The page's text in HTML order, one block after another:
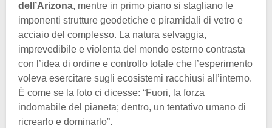
dell’Arizona, mentre in primo piano si stagliano le
imponenti strutture geodetiche e piramidali di vetro e
acciaio del complesso. La natura selvaggia,
imprevedibile e violenta del mondo esterno contrasta
con l’idea di ordine e controllo totale che l’esperimento
voleva esercitare sugli ecosistemi racchiusi all’interno.
È come se la foto ci dicesse: “Fuori, la forza
indomabile del pianeta; dentro, un tentativo umano di
ricrearlo e dominarlo”.